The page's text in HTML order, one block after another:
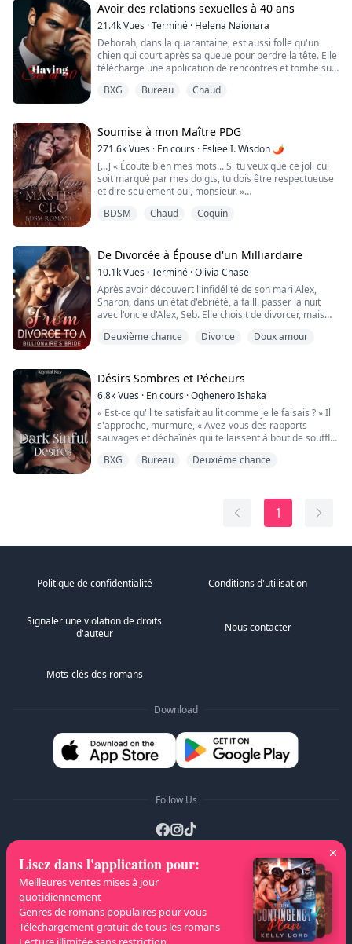
Avoir des relations sexuelles à 40 ans
21.4kVues ·Terminé · Helena Naionara
Deborah, dans la quarantaine, est aussi folle qu'un
chien qui court après sa queue pour perdre la tête. Elle
télécharge une application de rencontres et tombe sur
torrides. Il l'invite à dîner et Deborah, toute excitée,
Mais avant d'y aller, elle cède à la tentation et se donne
à un inconnu irrésistible. Mais, bon sang, la gueule de
b...
BXG Bureau Chaud
Soumise à mon Maître PDG
271.6kVues · En cours · Esliee I. Wisdon 🌶
[...] « Écoute bien mes mots... Si tu veux que ce joli cul
soit marqué par mes doigts, tu dois être respectueuse
et dire seulement oui, monsieur. »
la manière que j'aimerais.
peux pas lui répondre.
Il me vole mon souffle, et tout ce que je peux ...
BDSM Chaud Coquin
De Divorcée à Épouse d'un Milliardaire
10.1kVues ·Terminé ·Olivia Chase
Après avoir découvert l'infidélité de son mari Alex,
Sharon, dans un état d'ébriété, a failli passer la nuit
avec l'oncle d'Alex, Seb. Elle choisit de divorcer, mais
désespérément de se réconcilier. À ce moment-là, Seb
Avec l'oncle de son ex-m...
Deuxième chance Divorce Doux amour
Désirs Sombres et Pécheurs
6.8kVues · En cours ·Oghenero Ishaka
« Est-ce qu'il te satisfait au lit comme je le faisais ? » Il
s'approche, murmure, « Avez-vous des rapports
sauvages et déchaînés qui te laissent à bout de souffle
grognement profond qui montre s...
BXG Bureau Deuxième chance
1
Politique de confidentialité Conditions d'utilisation
Signaler une violation de droits
d'auteur
Nous contacter
Mots-clés des romans
Download
Follow Us
Listes A-Z A B C H I
J
K
L M N U V
W
X
Y Z
Lisez dans l'application pour:
Meilleures ventes mises à jour
quotidiennement
Genres de romans populaires pour vous
Téléchargement gratuit de tous les romans